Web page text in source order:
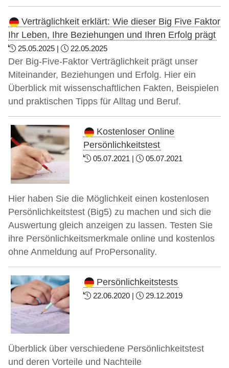
Verträglichkeit erklärt: Wie dieser Big Five Faktor
Ihr Leben, Ihre Beziehungen und Ihren Erfolg prägt
25.05.2025 | 22.05.2025
Der Big-Five-Faktor Verträglichkeit prägt unser
Miteinander, Beziehungen und Erfolg. Hier ein
Überblick mit wissenschaftlichen Fakten, Beispielen
und praktischen Tipps für Alltag und Beruf.
Kostenloser Online
Persönlichkeitstest
05.07.2021 | 05.07.2021
Hier haben Sie die Möglichkeit einen kostenlosen
Persönlichkeitstest (Big5) zu machen und sich die
Auswertung gleich anzeigen zu lassen. Testen Sie
ihre Persönlichkeitsmerkmale online und kostenlos
ohne Anmeldung auf ProPersonality.
Persönlichkeitstests
22.06.2020 | 29.12.2019
Überblick über verschiedene Persönlichkeitstest
und deren Vorteile und Nachteile